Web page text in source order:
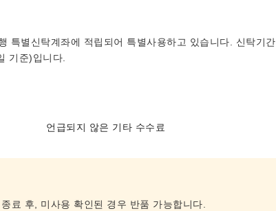
특별신탁계좌에 적립되어 특별사용하고 있습니다. 신탁기간
기준)입니다.
언급되지 않은 기타 수수료
료 후, 미사용 확인된 경우 반품 가능합니다.